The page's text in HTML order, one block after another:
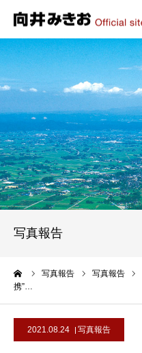
写真報告
写真報告 写真報告
携”…
2021.08.24 写真報告
HOME
プロフィール
政策
活動報告